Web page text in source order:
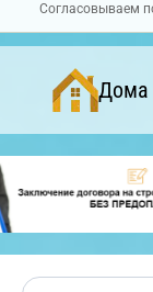
Согласовываем
Дома